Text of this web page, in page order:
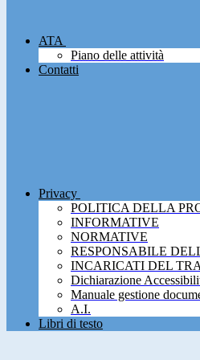
ATA
Piano delle attività
Contatti
Privacy
POLITICA DELLA
INFORMATIVE
NORMATIVE
RESPONSABILE
INCARICATI DEL
Dichiarazione
Manuale gestione
A.I.
Libri di testo